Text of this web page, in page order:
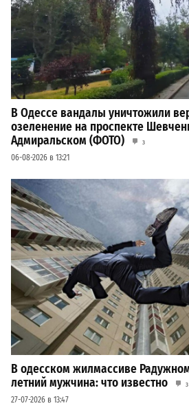
В Одессе вандалы уничтожили
озеленение на проспекте
Адмиральском (ФОТО)
3
06-08-2026 в 13:21
В одесском жилмассиве
летний мужчина: что известно
3
27-07-2026 в 13:47